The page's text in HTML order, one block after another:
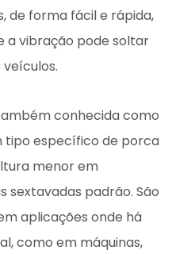
de forma fácil e rápida,
a vibração pode soltar
conhecida como
tipo específico de porca
menor em
padrão. São
aplicações onde há
como em máquinas,